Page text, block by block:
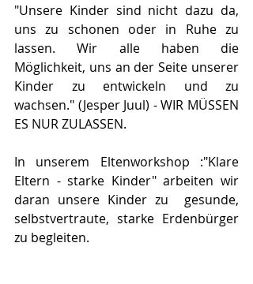
"Unsere Kinder sind nicht dazu da,
uns zu schonen oder in Ruhe zu
lassen. Wir alle haben die
Möglichkeit, uns an der Seite unserer
Kinder zu entwickeln und zu
wachsen." (Jesper Juul) - WIR MÜSSEN
ES NUR ZULASSEN.
In unserem Eltenworkshop :"Klare
Eltern - starke Kinder" arbeiten wir
daran unsere Kinder zu  gesunde,
selbstvertraute, starke Erdenbürger
zu begleiten.